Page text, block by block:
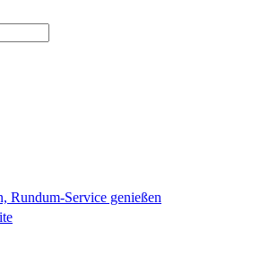
Rundum-Service genießen